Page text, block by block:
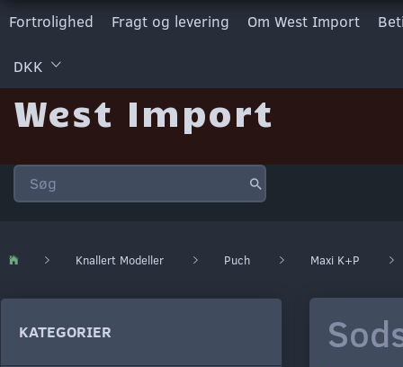
Fortrolighed Fragt og levering Om West Import
DKK
West Import
Knallert Modeller Puch Maxi K+P
KATEGORIER